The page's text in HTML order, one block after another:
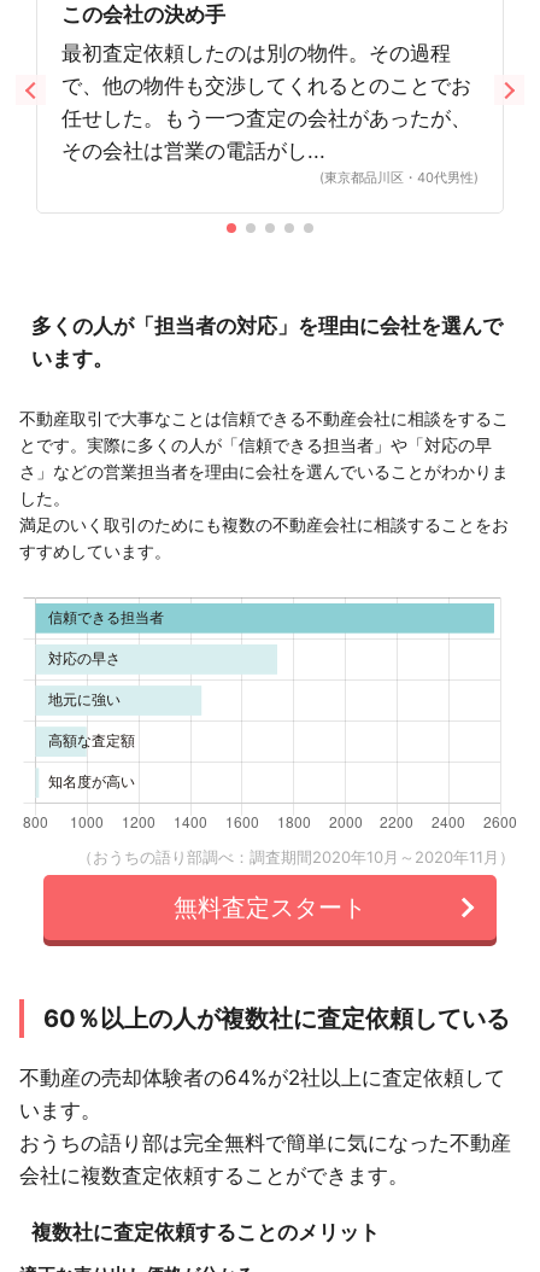
この会社の決め手
最初査定依頼したのは別の物件。その過程
で、他の物件も交渉してくれるとのことでお
任せした。もう一つ査定の会社があったが、
その会社は営業の電話がし...
(東京都品川区・40代男性)
多くの人が「担当者の対応」を理由に会社を選んで
います。
不動産取引で大事なことは信頼できる不動産会社に相談をするこ
とです。実際に多くの人が「信頼できる担当者」や「対応の早
さ」などの営業担当者を理由に会社を選んでいることがわかりま
した。
満足のいく取引のためにも複数の不動産会社に相談することをお
すすめしています。
（おうちの語り部調べ：調査期間2020年10月～2020年11月）
無料査定スタート
60％以上の人が複数社に査定依頼している
不動産の売却体験者の64%が2社以上に査定依頼して
います。
おうちの語り部は完全無料で簡単に気になった不動産
会社に複数査定依頼することができます。
複数社に査定依頼することのメリット